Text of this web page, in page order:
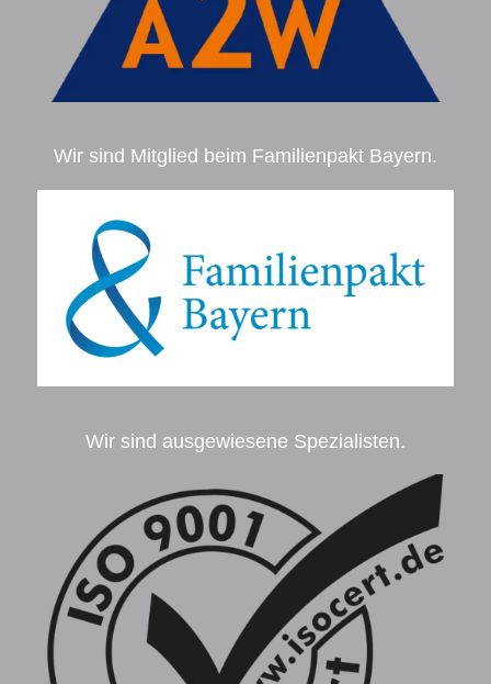
Wir sind Mitglied beim Familienpakt Bayern.
Wir sind ausgewiesene Spezialisten.